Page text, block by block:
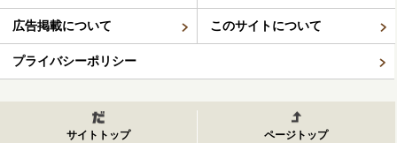
広告掲載について このサイトについて
プライバシーポリシー
サイトトップ ページトップ